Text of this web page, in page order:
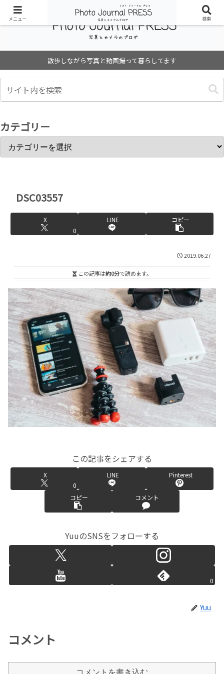
散歩しながら写真と動画撮って暮らしてます
カテゴリー
DSC03557
X
0
LINE コピー
2019.06.27
この記事は約0分で読めます。
この記事をシェアする
X
0
LINE Pinterest
コピー コメント
YuuのSNSをフォローする
0
Yuu
コメント
コメントを書き込む
メニュー 検索